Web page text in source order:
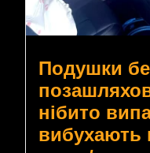
Подушки
нібито
вибухають